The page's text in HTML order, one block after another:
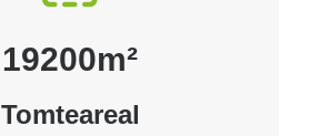
19200m²
Tomteareal